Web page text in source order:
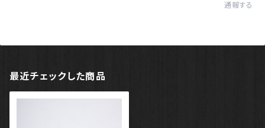
通報する
最近チェックした商品